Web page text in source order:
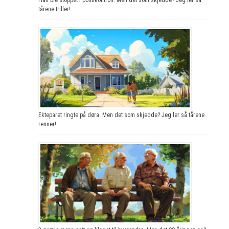
tårene triller!
Ekteparet ringte på døra. Men det som skjedde? Jeg ler så tårene
renner!